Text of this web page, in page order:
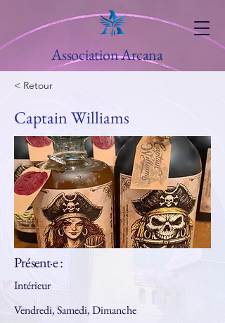
Association Arcana
< Retour
Captain Williams
Présent·e :
Intérieur
Vendredi, Samedi, Dimanche